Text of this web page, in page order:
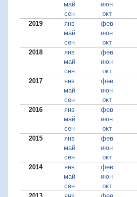
май
июн
сен
окт
2019
янв фев
май
июн
сен
окт
2018
янв фев
май
июн
сен
окт
2017
янв фев
май
июн
сен
окт
2016
янв фев
май
июн
сен
окт
2015
янв фев
май
июн
сен
окт
2014
янв фев
май
июн
сен
окт